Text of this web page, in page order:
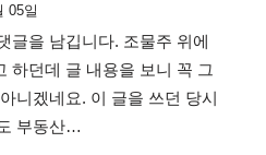
05일
글을 남깁니다. 조물주 위에
하던데 글 내용을 보니 꼭 그
니겠네요. 이 글을 쓰던 당시
부동산…